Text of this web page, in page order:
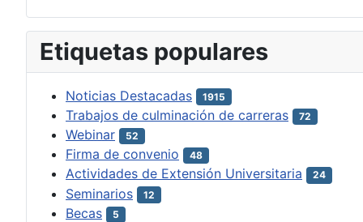
Etiquetas populares
Noticias Destacadas 1915
Trabajos de culminación de carreras 72
Webinar 52
Firma de convenio 48
Actividades de Extensión Universitaria 24
Seminarios 12
Becas 5